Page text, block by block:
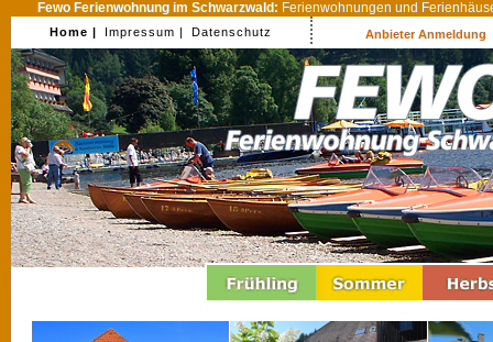
Fewo Ferienwohnung im Schwarzwald: Ferienwohnungen und
Home | Impressum | Datenschutz Anbieter Anmeldung